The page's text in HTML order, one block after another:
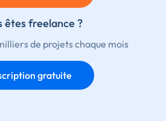
êtes freelance ?
de projets chaque mois
gratuite